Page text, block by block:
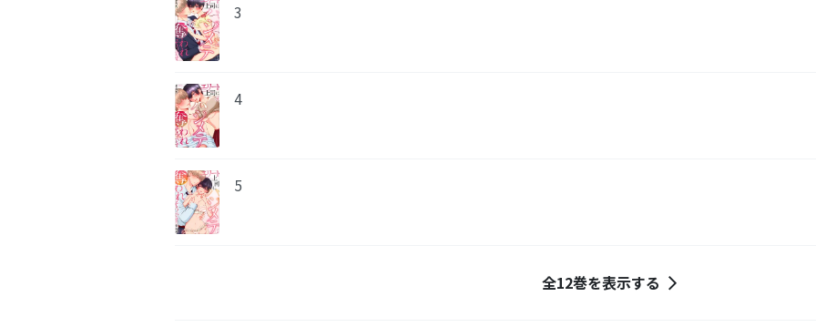
3
4
5
全12巻を表示する